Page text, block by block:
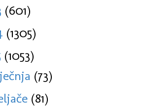
(601)
(1305)
(1053)
(73)
(81)